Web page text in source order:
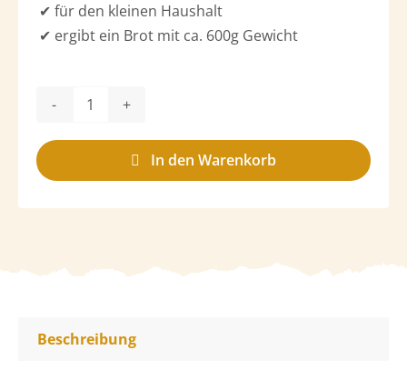
✔ für den kleinen Haushalt
✔ ergibt ein Brot mit ca. 600g Gewicht
KhorasanPurist
Menge
In den Warenkorb
Beschreibung